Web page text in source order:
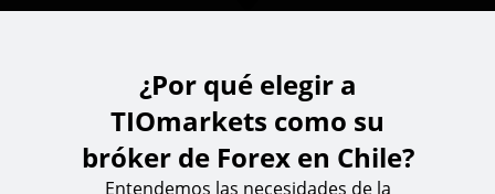
¿Por qué elegir a
TIOmarkets como su
bróker de Forex en Chile?
Entendemos las necesidades de la